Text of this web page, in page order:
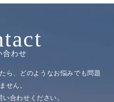
合わせ
ら、どのようなお悩みでも問題
せん。
合わせください。